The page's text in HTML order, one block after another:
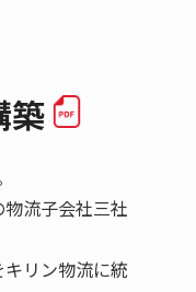
築
流子会社三社
リン物流に統